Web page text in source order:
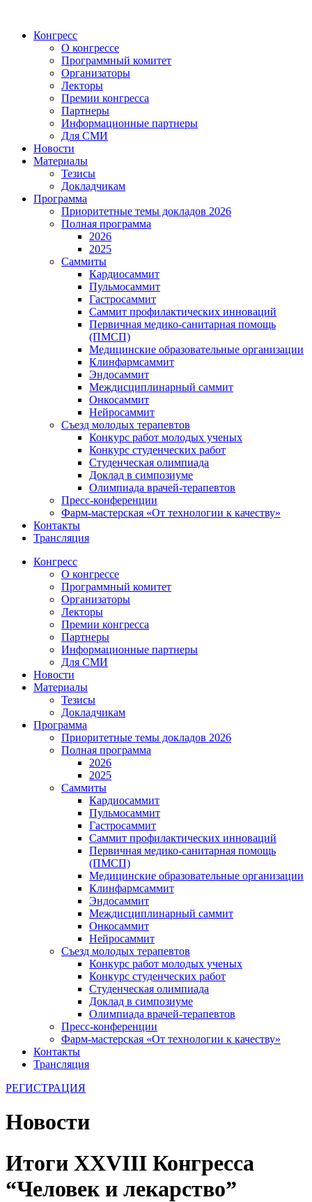
Конгресс
О конгрессе
Программный комитет
Организаторы
Лекторы
Премии конгресса
Партнеры
Информационные партнеры
Для СМИ
Новости
Материалы
Тезисы
Докладчикам
Программа
Приоритетные темы докладов 2026
Полная программа
2026
2025
Саммиты
Кардиосаммит
Пульмосаммит
Гастросаммит
Саммит профилактических инноваций
Первичная медико-санитарная помощь
(ПМСП)
Медицинские образовательные организации
Клинфармсаммит
Эндосаммит
Междисциплинарный саммит
Онкосаммит
Нейросаммит
Съезд молодых терапевтов
Конкурс работ молодых ученых
Конкурс студенческих работ
Студенческая олимпиада
Доклад в симпозиуме
Олимпиада врачей-терапевтов
Пресс-конференции
Фарм-мастерская «От технологии к качеству»
Контакты
Трансляция
Конгресс
О конгрессе
Программный комитет
Организаторы
Лекторы
Премии конгресса
Партнеры
Информационные партнеры
Для СМИ
Новости
Материалы
Тезисы
Докладчикам
Программа
Приоритетные темы докладов 2026
Полная программа
2026
2025
Саммиты
Кардиосаммит
Пульмосаммит
Гастросаммит
Саммит профилактических инноваций
Первичная медико-санитарная помощь
(ПМСП)
Медицинские образовательные организации
Клинфармсаммит
Эндосаммит
Междисциплинарный саммит
Онкосаммит
Нейросаммит
Съезд молодых терапевтов
Конкурс работ молодых ученых
Конкурс студенческих работ
Студенческая олимпиада
Доклад в симпозиуме
Олимпиада врачей-терапевтов
Пресс-конференции
Фарм-мастерская «От технологии к качеству»
Контакты
Трансляция
РЕГИСТРАЦИЯ
Новости
Итоги XXVIII Конгресса
“Человек и лекарство”